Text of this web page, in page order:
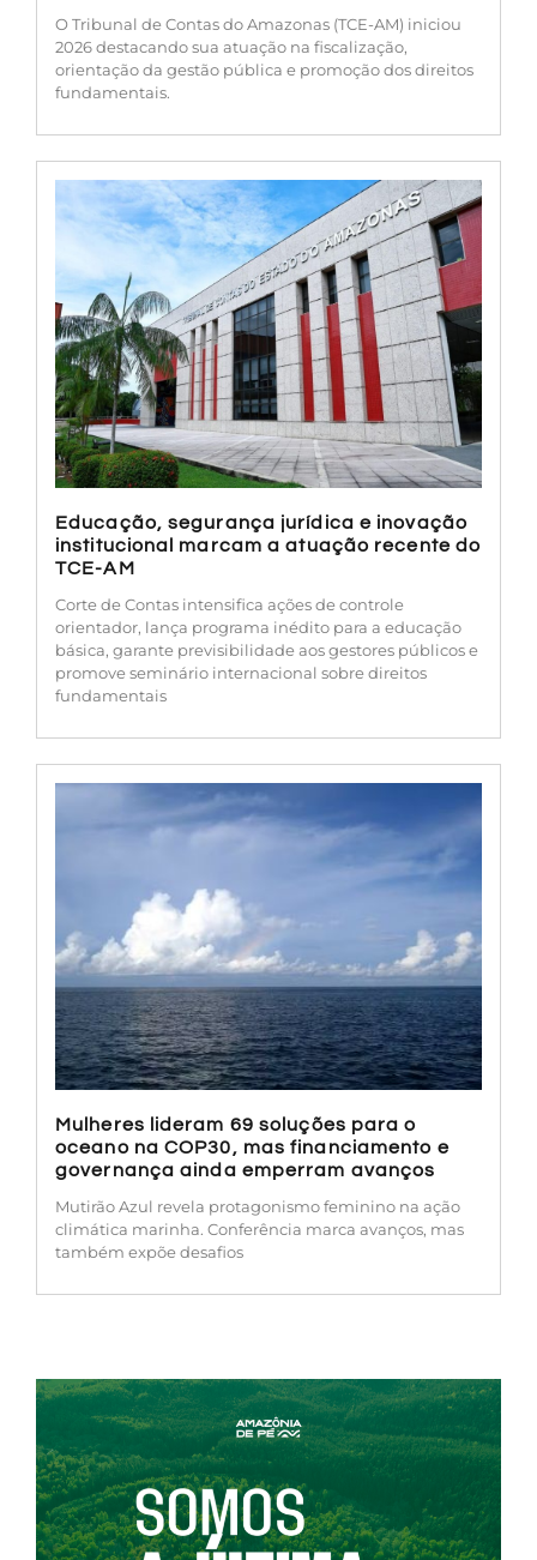
O Tribunal de Contas do Amazonas (TCE-AM) iniciou
2026 destacando sua atuação na fiscalização,
orientação da gestão pública e promoção dos direitos
fundamentais.
Educação, segurança jurídica e inovação
institucional marcam a atuação recente do
TCE-AM
Corte de Contas intensifica ações de controle
orientador, lança programa inédito para a educação
básica, garante previsibilidade aos gestores públicos e
promove seminário internacional sobre direitos
fundamentais
Mulheres lideram 69 soluções para o
oceano na COP30, mas financiamento e
governança ainda emperram avanços
Mutirão Azul revela protagonismo feminino na ação
climática marinha. Conferência marca avanços, mas
também expõe desafios